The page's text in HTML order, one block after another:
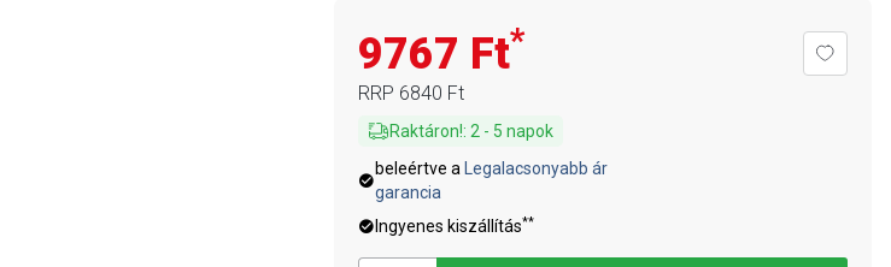
9767 Ft*
RRP 6840 Ft
Raktáron!: 2 - 5 napok
beleértve a
Legalacsonyabb ár
garancia
Ingyenes kiszállítás**